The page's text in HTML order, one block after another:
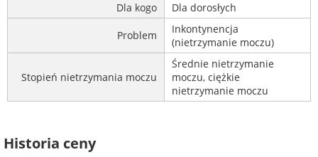
Dla kogo Dla dorosłych
Problem
Inkontynencja
(nietrzymanie moczu)
Stopień nietrzymania moczu
Średnie nietrzymanie
moczu, ciężkie
nietrzymanie moczu
Historia ceny